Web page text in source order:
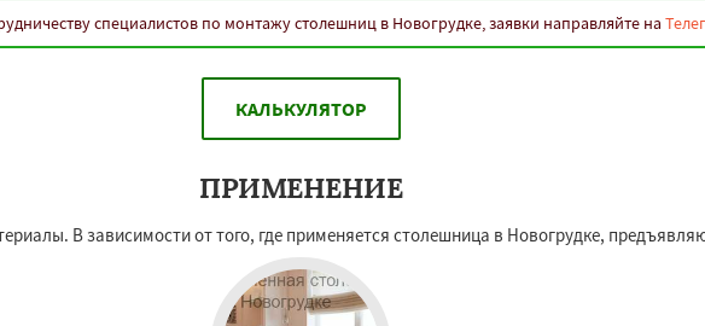
специалистов по монтажу столешниц в Новогрудке, заявки направляйте на
КАЛЬКУЛЯТОР
ПРИМЕНЕНИЕ
В зависимости от того, где применяется столешница в Новогрудке,